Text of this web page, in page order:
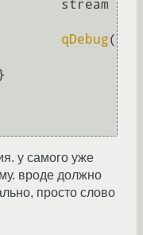
qDebug(
у самого уже
вроде должно
просто слово